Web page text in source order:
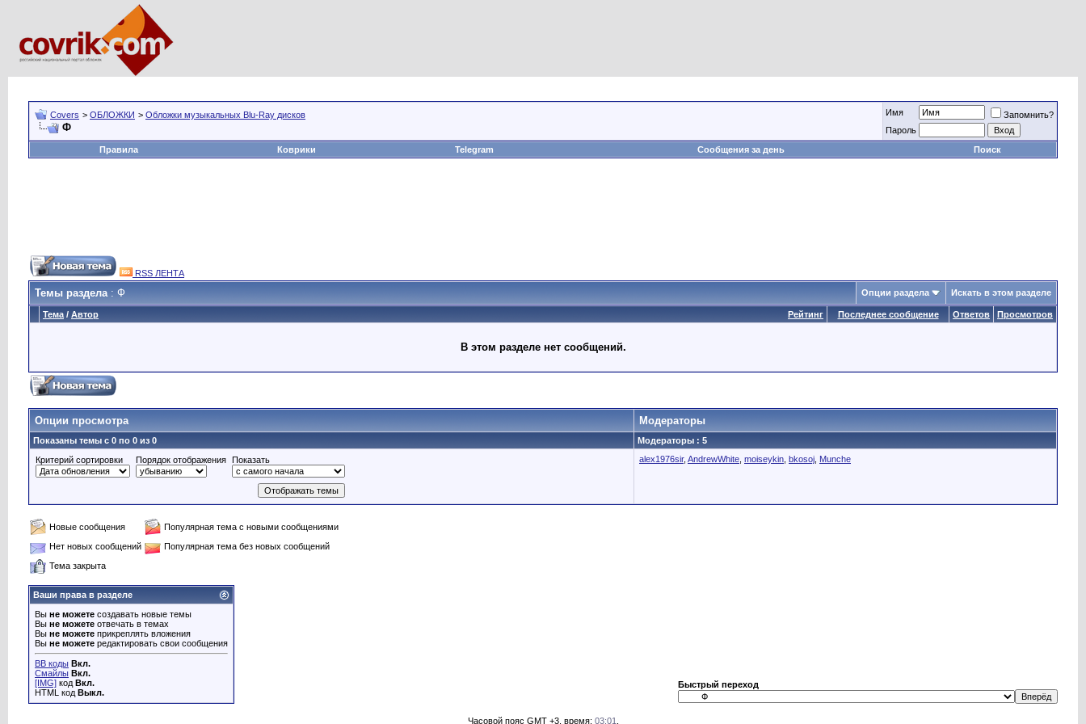
Covers > ОБЛОЖКИ > Обложки музыкальных Blu-Ray дисков
Ф
Имя
Запомнить?
Пароль
Правила
Коврики Telegram Сообщения за день Поиск
RSS ЛЕНТА
Темы раздела: Ф Опции раздела Искать в этом разделе
Рейтинг
Тема / Автор Последнее сообщение Ответов Просмотров
В этом разделе нет сообщений.
Опции просмотра Модераторы
Показаны темы с 0 по 0 из 0
Модераторы : 5
Критерий сортировки
Порядок отображения Показать alex1976sir, AndrewWhite moiseykin bkosoj Munche
Новые сообщения
Популярная тема с новыми сообщениями
Нет новых сообщений
Популярная тема без новых сообщений
Тема закрыта
Ваши права в разделе
Вы не можете создавать новые темы
Вы не можете отвечать в темах
Вы не можете прикреплять вложения
Вы не можете редактировать свои сообщения
BB коды Вкл.
Смайлы Вкл.
[IMG] код Вкл.
HTML код Выкл.
Быстрый переход
Часовой пояс GMT +3, время: 03:01